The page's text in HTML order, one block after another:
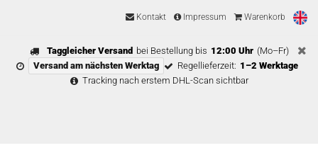
Kontakt Impressum Warenkorb
Taggleicher Versand bei Bestellung bis 12:00 Uhr (Mo–Fr)
Versand am nächsten Werktag
Regellieferzeit: 1–2 Werktage
Tracking nach erstem DHL-Scan sichtbar